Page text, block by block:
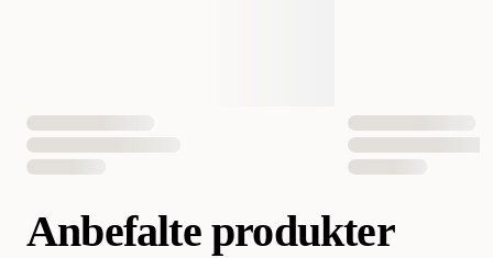
Anbefalte produkter